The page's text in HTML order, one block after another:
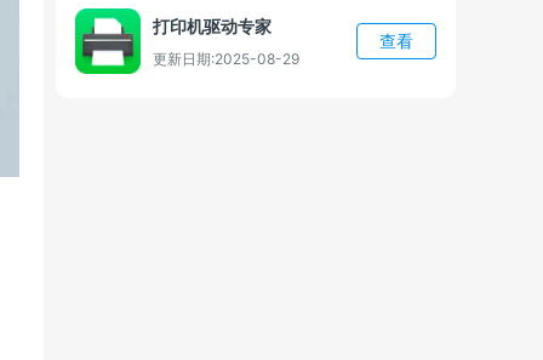
打印机驱动专家
更新日期:2025-08-29
查看